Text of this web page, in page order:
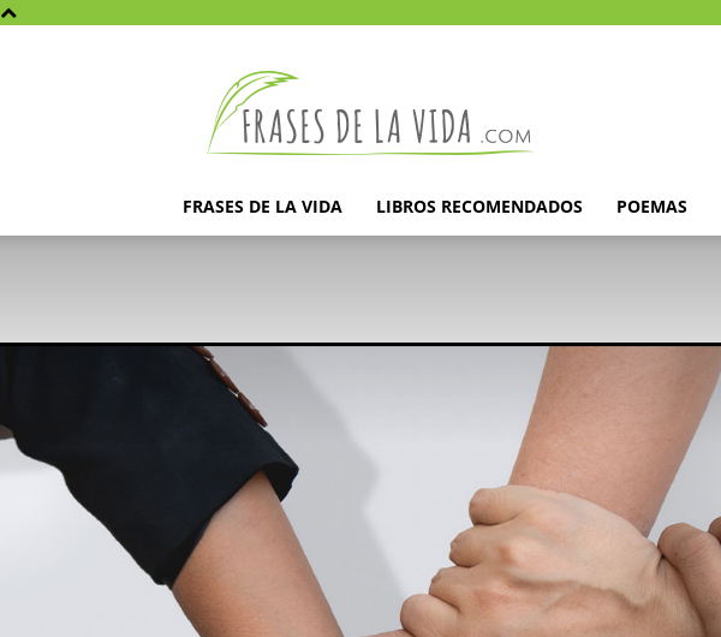
la
vida
FRASES DE LA VIDA LIBROS RECOMENDADOS POEMAS